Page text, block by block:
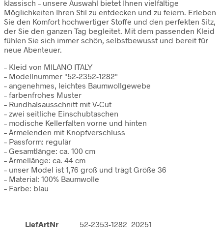
klassisch – unsere Auswahl bietet Ihnen vielfältige
Möglichkeiten Ihren Stil zu entdecken und zu feiern. Erleben
Sie den Komfort hochwertiger Stoffe und den perfekten Sitz,
der Sie den ganzen Tag begleitet. Mit dem passenden Kleid
fühlen Sie sich immer schön, selbstbewusst und bereit für
neue Abenteuer.
– Kleid von MILANO ITALY
– Modellnummer "52-2352-1282"
– angenehmes, leichtes Baumwollgewebe
– farbenfrohes Muster
– Rundhalsausschnitt mit V-Cut
– zwei seitliche Einschubtaschen
– modische Kellerfalten vorne und hinten
– Ärmelenden mit Knopfverschluss
– Passform: regulär
– Gesamtlänge: ca. 100 cm
– Ärmellänge: ca. 44 cm
– unser Model ist 1,76 groß und trägt Größe 36
– Material: 100% Baumwolle
– Farbe: blau
LiefArtNr
52-2353-1282 20251